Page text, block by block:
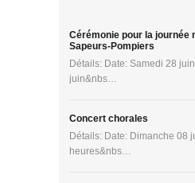
Cérémonie pour la journée
Sapeurs-Pompiers
Détails: Date: Samedi 28
juin&nbs…
Concert chorales
Détails: Date: Dimanche 08
heures&nbs…